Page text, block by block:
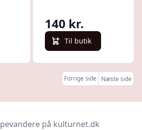
140 kr.
Til butik
Forrige side Næste side
på kulturnet.dk